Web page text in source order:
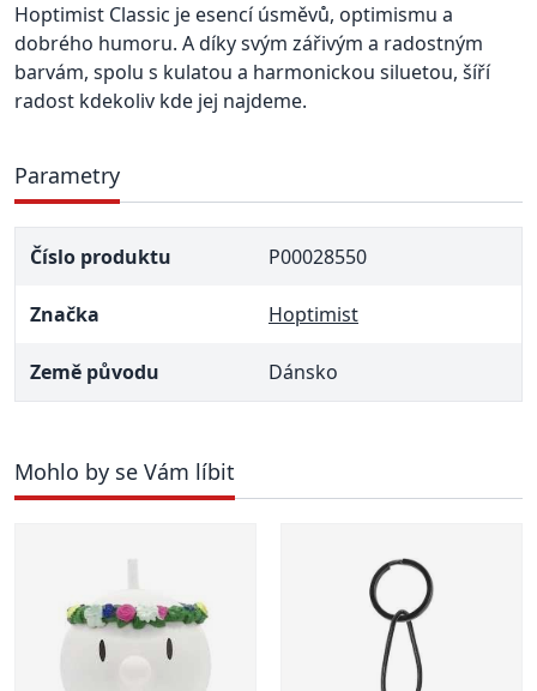
Hoptimist Classic je esencí úsměvů, optimismu a
dobrého humoru. A díky svým zářivým a radostným
barvám, spolu s kulatou a harmonickou siluetou, šíří
radost kdekoliv kde jej najdeme.
Parametry
Číslo produktu P00028550
Značka Hoptimist
Země původu Dánsko
Mohlo by se Vám líbit